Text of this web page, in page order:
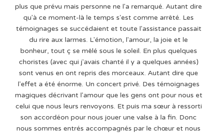
plus que prévu mais personne ne l'a remarqué. Autant dire
qu'à ce moment-là le temps s'est comme arrêté. Les
témoignages se succédaient et toute l'assistance passait
du rire aux larmes. L'émotion, l'amour, la joie et le
bonheur, tout ç se mêlé sous le soleil. En plus quelques
choristes (avec qui j'avais chanté il y a quelques années)
sont venus en ont repris des morceaux. Autant dire que
l'effet a été énorme. Un concert privé. Des témoignages
magiques décrivant l'amour que les gens ont pour nous et
celui que nous leurs renvoyons. Et puis ma sœur à ressorti
son accordéon pour nous jouer une valse à la fin. Donc
nous sommes entrés accompagnés par le chœur et nous